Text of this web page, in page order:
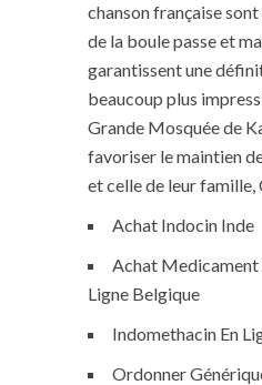
chanson française
de la boule passe et
garantissent une
beaucoup plus
Grande Mosquée de
favoriser le maintien
et celle de leur famille,
Achat Indocin Inde
Achat Medicament
Ligne Belgique
Indomethacin En
Ordonner